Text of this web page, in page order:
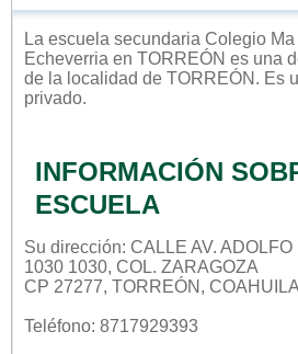
La escuela secundaria Colegio
Echeverria en TORREÓN es una
de la localidad de TORREÓN . Es
privado.
INFORMACIÓN
ESCUELA
Su dirección: CALLE AV.
1030 1030, COL. ZARAGOZA
CP 27277, TORREÓN,
Teléfono: 8717929393